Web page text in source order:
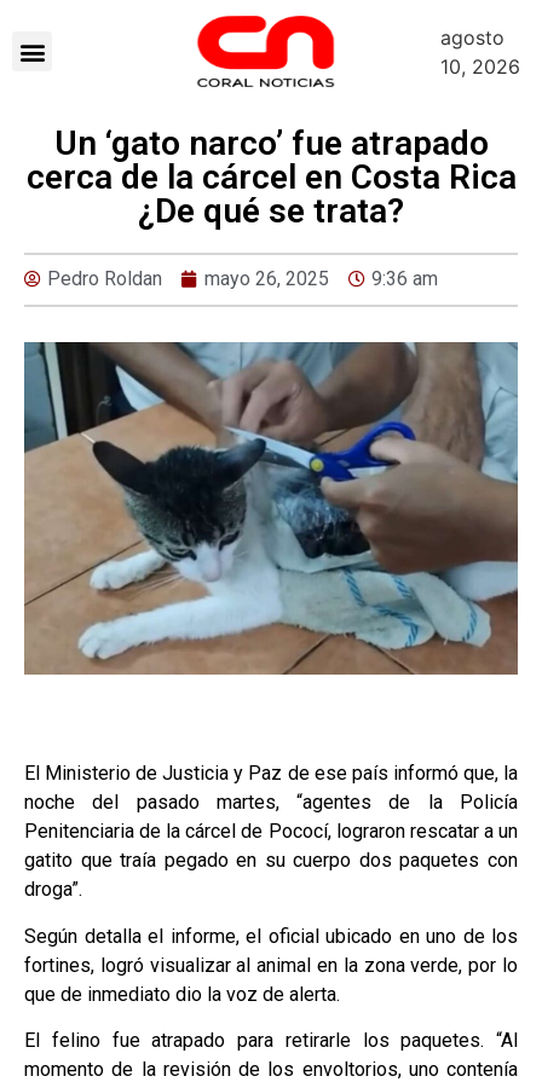
agosto
10, 2026
Un ‘gato narco’ fue atrapado
cerca de la cárcel en Costa Rica
¿De qué se trata?
Pedro Roldan mayo 26, 2025 9:36 am
El Ministerio de Justicia y Paz de ese país informó que, la
noche del pasado martes, “agentes de la Policía
Penitenciaria de la cárcel de Pococí, lograron rescatar a un
gatito que traía pegado en su cuerpo dos paquetes con
droga”.
Según detalla el informe, el oficial ubicado en uno de los
fortines, logró visualizar al animal en la zona verde, por lo
que de inmediato dio la voz de alerta.
El felino fue atrapado para retirarle los paquetes. “Al
momento de la revisión de los envoltorios, uno contenía